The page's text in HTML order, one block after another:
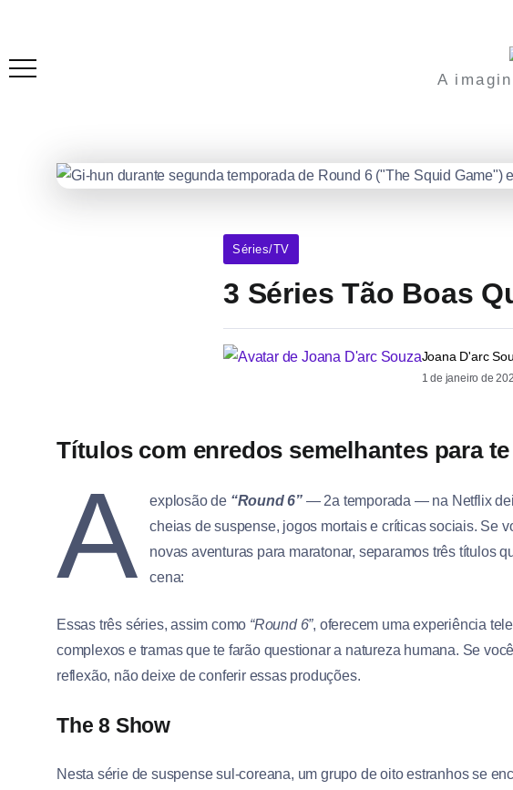
A
Séries/TV
3 Séries Tão Boas
Joana D'arc
1 de janeiro de
Títulos com enredos semelhantes para
A explosão de “Round 6” — 2a temporada — na Netflix
cheias de suspense, jogos mortais e críticas sociais. Se
novas aventuras para maratonar, separamos três títulos
cena:
Essas três séries, assim como “Round 6”, oferecem uma experiência
complexos e tramas que te farão questionar a natureza humana. Se
reflexão, não deixe de conferir essas produções.
The 8 Show
Nesta série de suspense sul-coreana, um grupo de oito estranhos se